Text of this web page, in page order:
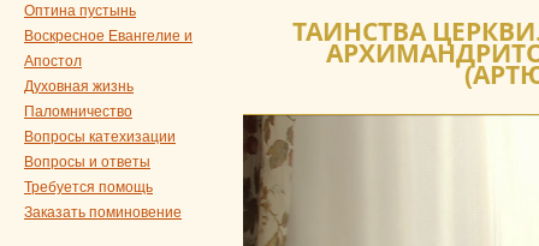
Оптина пустынь
Воскресное Евангелие и
Апостол
Духовная жизнь
Паломничество
Вопросы катехизации
Вопросы и ответы
Требуется помощь
Заказать поминовение
ТАИНСТВА